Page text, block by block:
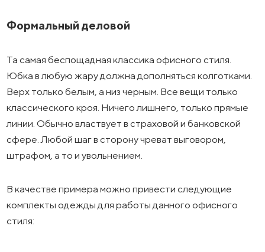
Формальный деловой
Та самая беспощадная классика офисного стиля.
Юбка в любую жару должна дополняться колготками.
Верх только белым, а низ черным. Все вещи только
классического кроя. Ничего лишнего, только прямые
линии. Обычно властвует в страховой и банковской
сфере. Любой шаг в сторону чреват выговором,
штрафом, а то и увольнением.
В качестве примера можно привести следующие
комплекты одежды для работы данного офисного
стиля: